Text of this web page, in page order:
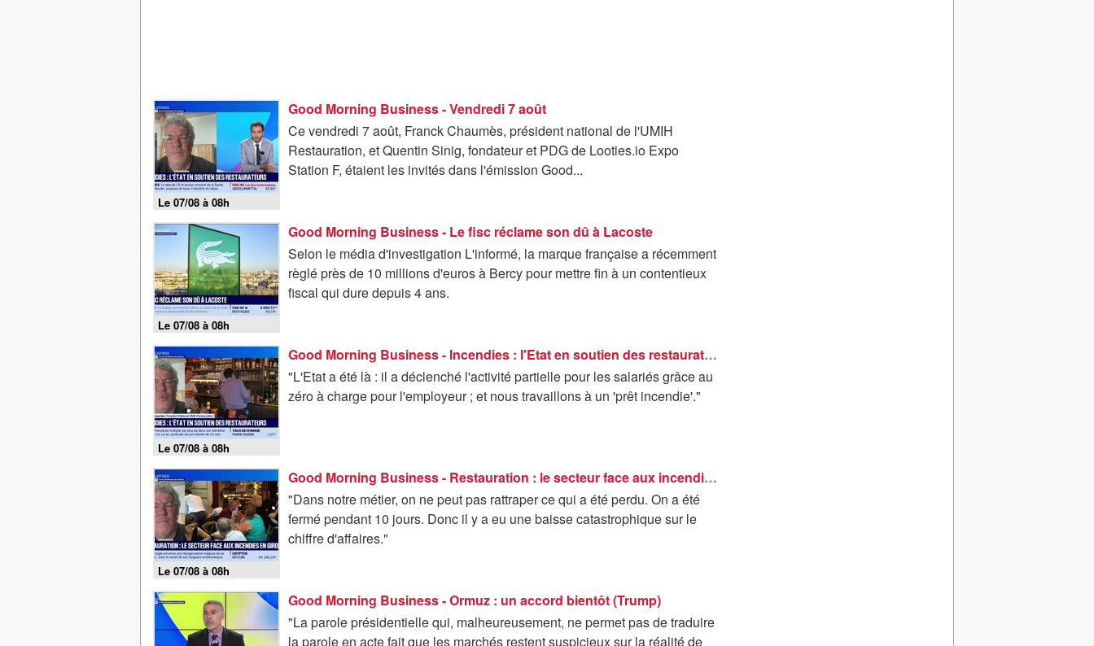
Le 07/08 à 08h
Good Morning Business - Vendredi 7 août
Ce vendredi 7 août, Franck Chaumès, président national de l'UMIH
Restauration, et Quentin Sinig, fondateur et PDG de Looties.io Expo
Station F, étaient les invités dans l'émission Good...
Le 07/08 à 08h
Good Morning Business - Le fisc réclame son dû à Lacoste
Selon le média d'investigation L'informé, la marque française a récemment
règlé près de 10 millions d'euros à Bercy pour mettre fin à un contentieux
fiscal qui dure depuis 4 ans.
Le 07/08 à 08h
Good Morning Business - Incendies : l'Etat en soutien des restaurateurs
"L'Etat a été là : il a déclenché l'activité partielle pour les salariés grâce au
zéro à charge pour l'employeur ; et nous travaillons à un 'prêt incendie'."
Le 07/08 à 08h
Good Morning Business - Restauration : le secteur face aux incendies en Gironde
"Dans notre métier, on ne peut pas rattraper ce qui a été perdu. On a été
fermé pendant 10 jours. Donc il y a eu une baisse catastrophique sur le
chiffre d'affaires."
Good Morning Business - Ormuz : un accord bientôt (Trump)
"La parole présidentielle qui, malheureusement, ne permet pas de traduire
la parole en acte fait que les marchés restent suspicieux sur la réalité de